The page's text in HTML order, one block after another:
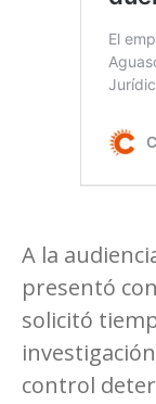
A la
presentó
solicitó
control